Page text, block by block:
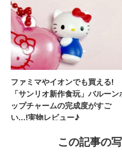
この記事の